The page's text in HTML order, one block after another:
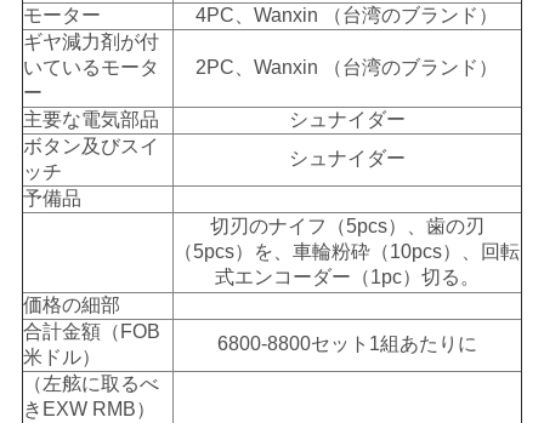
モーター
4PC、Wanxin （台湾のブランド）
ギヤ減力剤が付
いているモータ
ー
2PC、Wanxin （台湾のブランド）
主要な電気部品
シュナイダー
ボタン及びスイ
ッチ
シュナイダー
予備品
切刃のナイフ（5pcs）、歯の刃
（5pcs）を、車輪粉砕（10pcs）、回転
式エンコーダー（1pc）切る。
価格の細部
合計金額（FOB
米ドル）
6800-8800セット1組あたりに
（左舷に取るべ
きEXW RMB）